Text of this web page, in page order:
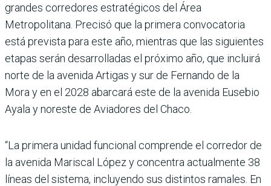
grandes corredores estratégi­cos del Área
Metropolitana. Precisó que la primera con­vocatoria
está prevista para este año, mientras que las siguientes
etapas serán desa­rrolladas el próximo año, que incluirá
norte de la avenida Artigas y sur de Fernando de la
Mora y en el 2028 abar­cará este de la avenida Euse­bio
Ayala y noreste de Aviado­res del Chaco.
“La primera unidad funcio­nal comprende el corredor de
la avenida Mariscal López y concentra actualmente 38
líneas del sistema, inclu­yendo sus distintos ramales. En